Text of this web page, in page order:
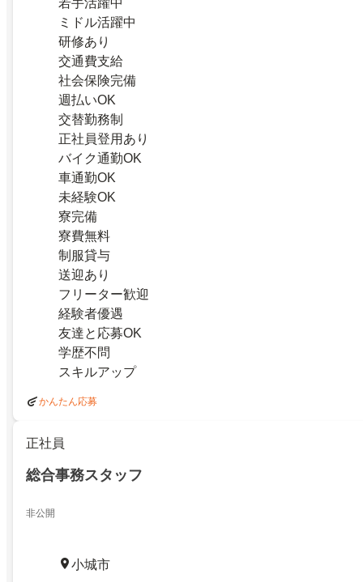
ミドル活躍中
研修あり
交通費支給
社会保険完備
週払いOK
交替勤務制
正社員登用あり
バイク通勤OK
車通勤OK
未経験OK
寮完備
寮費無料
制服貸与
送迎あり
フリーター歓迎
経験者優遇
友達と応募OK
学歴不問
スキルアップ
かんたん応募
正社員
総合事務スタッフ
非公開
小城市